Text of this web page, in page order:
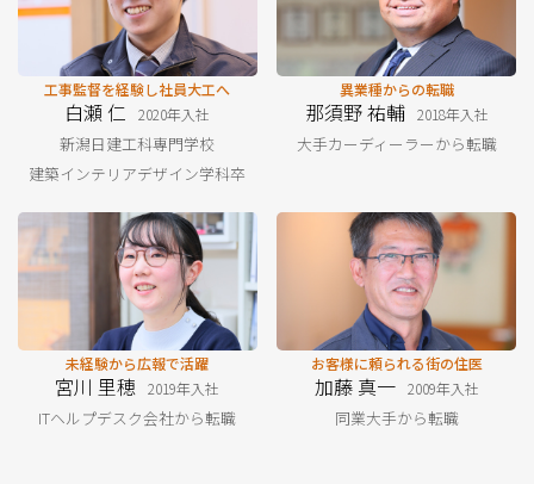
⼯事監督を経験し社員⼤⼯へ
白瀬 仁 2020年入社
新潟日建工科専門学校
建築インテリアデザイン学科卒
異業種からの転職
那須野 祐輔 2018年入社
大手カーディーラーから転職
未経験から広報で活躍
宮川 里穂 2019年入社
ITヘルプデスク会社から転職
お客様に頼られる街の住医
加藤 真一 2009年入社
同業大手から転職